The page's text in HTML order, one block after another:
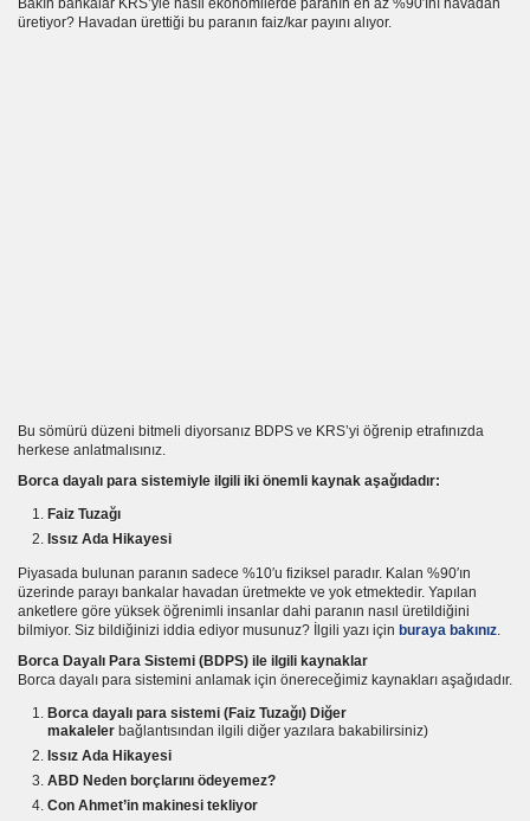
Bakın bankalar KRS’yle nasıl ekonomilerde paranın en az %90′ını havadan
üretiyor? Havadan ürettiği bu paranın faiz/kar payını alıyor.
Bu sömürü düzeni bitmeli diyorsanız BDPS ve KRS’yi öğrenip etrafınızda
herkese anlatmalısınız.
Borca dayalı para sistemiyle ilgili iki önemli kaynak aşağıdadır:
Faiz Tuzağı
Issız Ada Hikayesi
Piyasada bulunan paranın sadece %10′u fiziksel paradır. Kalan %90′ın
üzerinde parayı bankalar havadan üretmekte ve yok etmektedir. Yapılan
anketlere göre yüksek öğrenimli insanlar dahi paranın nasıl üretildiğini
bilmiyor. Siz bildiğinizi iddia ediyor musunuz? İlgili yazı için buraya bakınız.
Borca Dayalı Para Sistemi (BDPS) ile ilgili kaynaklar
Borca dayalı para sistemini anlamak için önereceğimiz kaynakları aşağıdadır.
Borca dayalı para sistemi (Faiz Tuzağı) Diğer
makaleler bağlantısından ilgili diğer yazılara bakabilirsiniz)
Issız Ada Hikayesi
ABD Neden borçlarını ödeyemez?
Con Ahmet’in makinesi tekliyor